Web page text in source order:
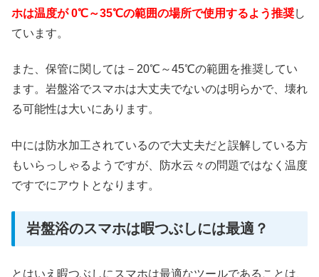
ホは温度が 0℃～35℃の範囲の場所で使用するよう推奨し
ています。
また、保管に関しては－20℃～45℃の範囲を推奨してい
ます。岩盤浴でスマホは大丈夫でないのは明らかで、壊れ
る可能性は大いにあります。
中には防水加工されているので大丈夫だと誤解している方
もいらっしゃるようですが、防水云々の問題ではなく温度
ですでにアウトとなります。
岩盤浴のスマホは暇つぶしには最適？
とはいえ暇つぶしにスマホは最適なツールであることは、